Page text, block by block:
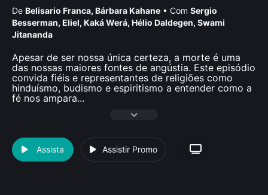
De Belisario Franca, Bárbara Kahane • Com Sergio
Besserman, Eliel, Kaká Werá, Hélio Daldegen, Swami
Jitananda
Apesar de ser nossa única certeza, a morte é uma
das nossas maiores fontes de angústia. Este episódio
convida fiéis e representantes de religiões como
hinduísmo, budismo e espiritismo a entender como a
fé nos ampara...
Assista Assistir Promo